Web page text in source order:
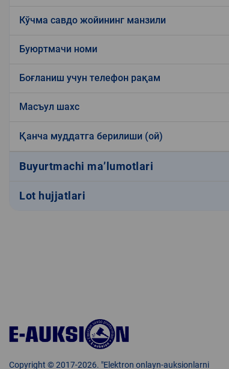
Кўчма савдо жойининг манзили
Буюртмачи номи
Боғланиш учун телефон рақам
Масъул шахс
Қанча муддатга берилиши (ой)
Buyurtmachi ma’lumotlari
Lot hujjatlari
Copyright © 2017-2026. "Elektron onlayn-auksionlarni